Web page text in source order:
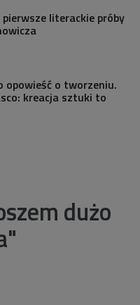
pierwsze literackie próby
opowieść o tworzeniu.
kreacja sztuki to
dużo